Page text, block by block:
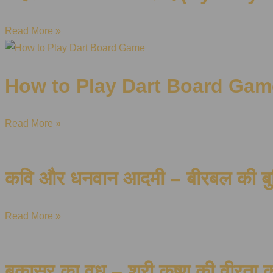
Read More »
How to Play Dart Board
Read More »
कवि और धनवान आदमी – बीरबल की
Read More »